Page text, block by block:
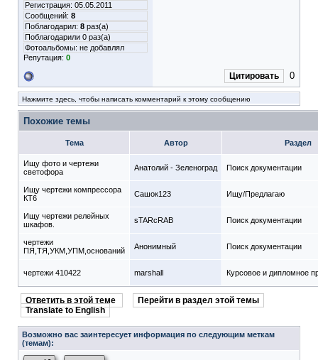
Регистрация: 05.05.2011
Сообщений: 8
Поблагодарил: 8 раз(а)
Поблагодарили 0 раз(а)
Фотоальбомы: не добавлял
Репутация: 0
Цитировать 0
Нажмите здесь, чтобы написать комментарий к этому сообщению
Похожие темы
Тема Автор Раздел
Ищу фото и чертежи
светофора
Анатолий - Зеленоград Поиск документации
Ищу чертежи компрессора
КТ6
Сашок123 Ищу/Предлагаю
Ищу чертежи релейных
шкафов.
sTARcRAB Поиск документации
чертежи
ПЯ,ТЯ,УКМ,УПМ,оснований
Анонимный Поиск документации
чертежи 410422 marshall Курсовое и дипломное
Ответить в этой теме
Перейти в раздел этой темы
Translate to English
Возможно вас заинтересует информация по следующим меткам
(темам):